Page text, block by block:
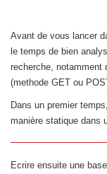
Avant de vous lancer
le temps de bien
recherche, notamment
(methode GET ou
Dans un premier
manière statique dans
Ecrire ensuite une